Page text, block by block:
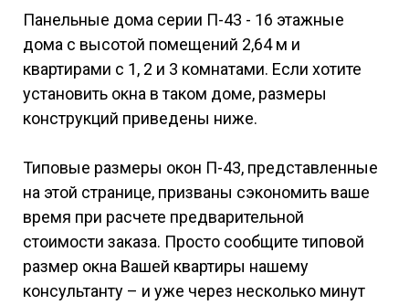
Панельные дома серии П-43 - 16 этажные
дома с высотой помещений 2,64 м и
квартирами с 1, 2 и 3 комнатами. Если хотите
установить окна в таком доме, размеры
конструкций приведены ниже.
Типовые размеры окон П-43, представленные
на этой странице, призваны сэкономить ваше
время при расчете предварительной
стоимости заказа. Просто сообщите типовой
размер окна Вашей квартиры нашему
консультанту – и уже через несколько минут